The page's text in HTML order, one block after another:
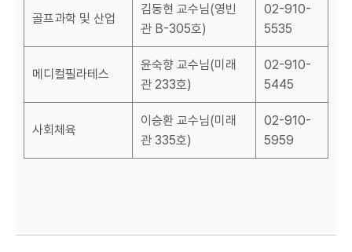
골프과학 및 산업
김동현 교수님(영빈
관 B-305호)
02-910-
5535
메디컬필라테스
윤숙향 교수님(미래
관 233호)
02-910-
5445
사회체육
이승환 교수님(미래
관 335호)
02-910-
5959